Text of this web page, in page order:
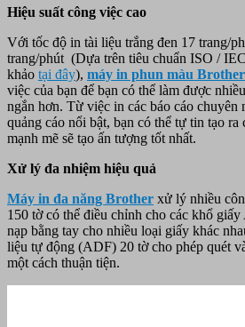
Hiệu suất công việc cao
Với tốc độ in tài liệu trắng đen 17 trang/
trang/phút (Dựa trên tiêu chuẩn ISO /
khảo tại đây), máy in phun màu Brother
việc của bạn để bạn có thể làm được
ngắn hơn. Từ việc in các báo cáo chuyên
quảng cáo nổi bật, bạn có thể tự tin tạo ra
mạnh mẽ sẽ tạo ấn tượng tốt nhất.
Xử lý đa nhiệm hiệu quả
Máy in đa năng Brother xử lý nhiều
150 tờ có thể điều chỉnh cho các khổ
nạp bằng tay cho nhiều loại giấy khác
liệu tự động (ADF) 20 tờ cho phép quét
một cách thuận tiện.